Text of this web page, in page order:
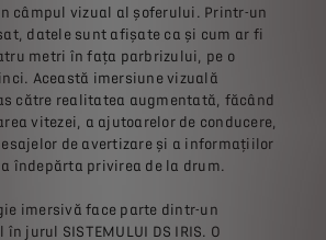
câmpul vizual al șoferului. Printr-un
datele sunt afișate ca și cum ar fi
metri în fața parbrizului, pe o
Această imersiune vizuală
către realitatea augmentată, făcând
vitezei, a ajutoarelor de conducere,
de avertizare și a informațiilor
îndepărta privirea de la drum.
imersivă face parte dintr-un
jurul SISTEMULUI DS IRIS. O